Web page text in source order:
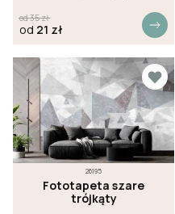
od35zł
od 21 zł
26195
Fototapeta szare
trójkąty